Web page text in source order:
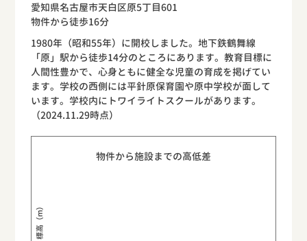
愛知県名古屋市天白区原5丁目601
物件から徒歩16分
1980年（昭和55年）に開校しました。地下鉄鶴舞線
「原」駅から徒歩14分のところにあります。教育目標に
人間性豊かで、心身ともに健全な児童の育成を掲げてい
ます。学校の西側には平針原保育園や原中学校が面して
います。学校内にトワイライトスクールがあります。
（2024.11.29時点）
物件から施設までの高低差
標高（m）